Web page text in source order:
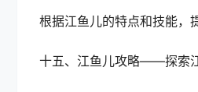
根据江鱼儿的特点和技能，
十五、江鱼儿攻略——探索